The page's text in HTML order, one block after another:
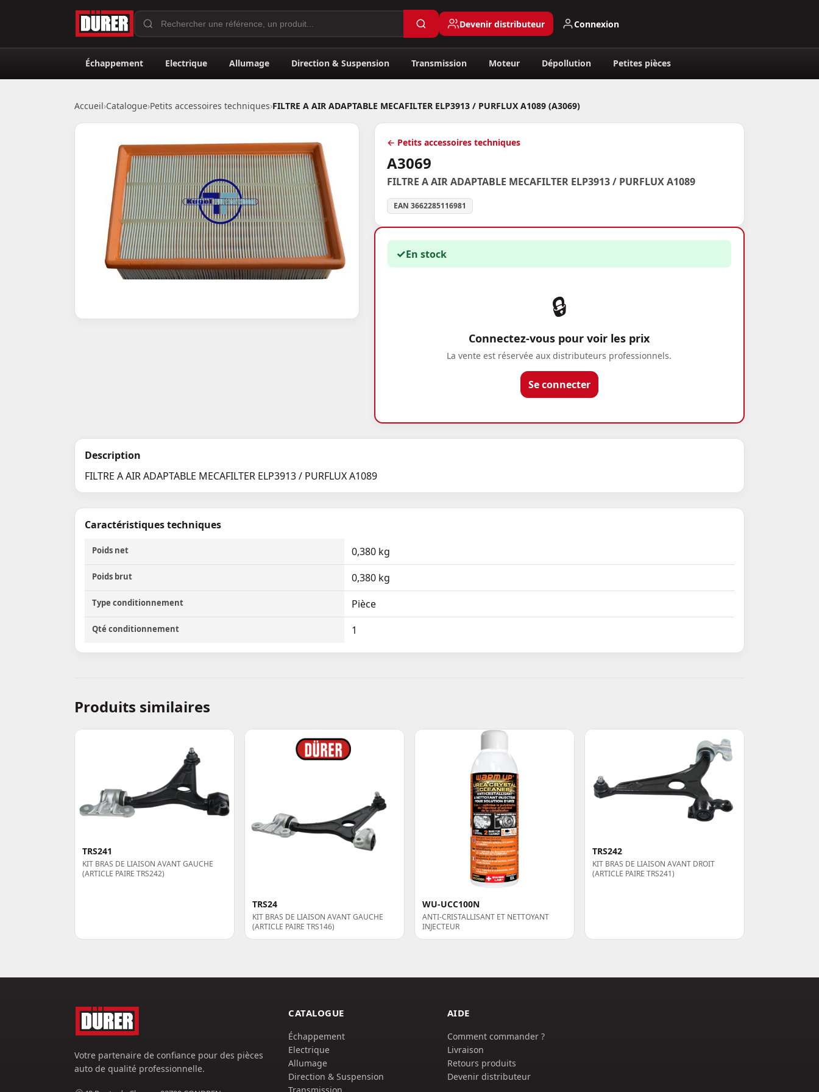
Devenir distributeur Connexion
Échappement Electrique Allumage Direction & Suspension Transmission Moteur Dépollution Petites pièces
Accueil›Catalogue›Petits accessoires techniques›FILTRE A AIR ADAPTABLE MECAFILTER ELP3913 / PURFLUX A1089 (A3069)
← Petits accessoires techniques
A3069
FILTRE A AIR ADAPTABLE MECAFILTER ELP3913 / PURFLUX A1089
EAN 3662285116981
✓En stock
🔒
Connectez-vous pour voir les prix
La vente est réservée aux distributeurs professionnels.
Se connecter
Description
FILTRE A AIR ADAPTABLE MECAFILTER ELP3913 / PURFLUX A1089
Caractéristiques techniques
Poids net 0,380 kg
Poids brut 0,380 kg
Type conditionnement Pièce
Qté conditionnement 1
Produits similaires
TRS241
KIT BRAS DE LIAISON AVANT GAUCHE
(ARTICLE PAIRE TRS242)
TRS24
KIT BRAS DE LIAISON AVANT GAUCHE
(ARTICLE PAIRE TRS146)
WU-UCC100N
ANTI-CRISTALLISANT ET NETTOYANT
INJECTEUR
TRS242
KIT BRAS DE LIAISON AVANT DROIT
(ARTICLE PAIRE TRS241)
Votre partenaire de confiance pour des pièces
auto de qualité professionnelle.
CATALOGUE
Échappement
Electrique
Allumage
Direction & Suspension
AIDE
Comment commander ?
Livraison
Retours produits
Devenir distributeur